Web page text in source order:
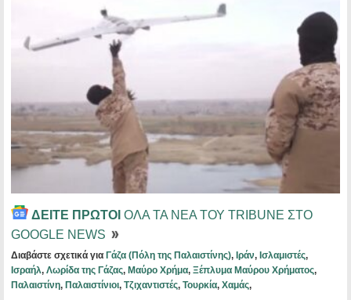
ΔΕΙΤΕ ΠΡΩΤΟΙ ΟΛΑ ΤΑ ΝΕΑ ΤΟΥ TRIBUNE ΣΤΟ
GOOGLE NEWS
Διαβάστε σχετικά για Γάζα (Πόλη της Παλαιστίνης), Ιράν, Ισλαμιστές,
Ισραήλ, Λωρίδα της Γάζας, Μαύρο Χρήμα, Ξέπλυμα Μαύρου Χρήματος,
Παλαιστίνη, Παλαιστίνιοι, Τζιχαντιστές, Τουρκία, Χαμάς,